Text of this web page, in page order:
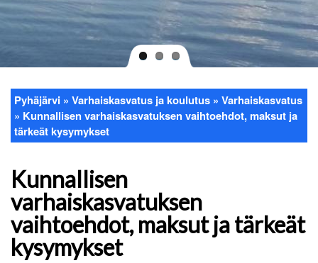
Murupolku
Pyhäjärvi Varhaiskasvatus ja koulutus
Varhaiskasvatus
Kunnallisen varhaiskasvatuksen vaihtoehdot, maksut ja
tärkeät kysymykset
Kunnallisen
varhaiskasvatuksen
vaihtoehdot, maksut ja tärkeät
kysymykset